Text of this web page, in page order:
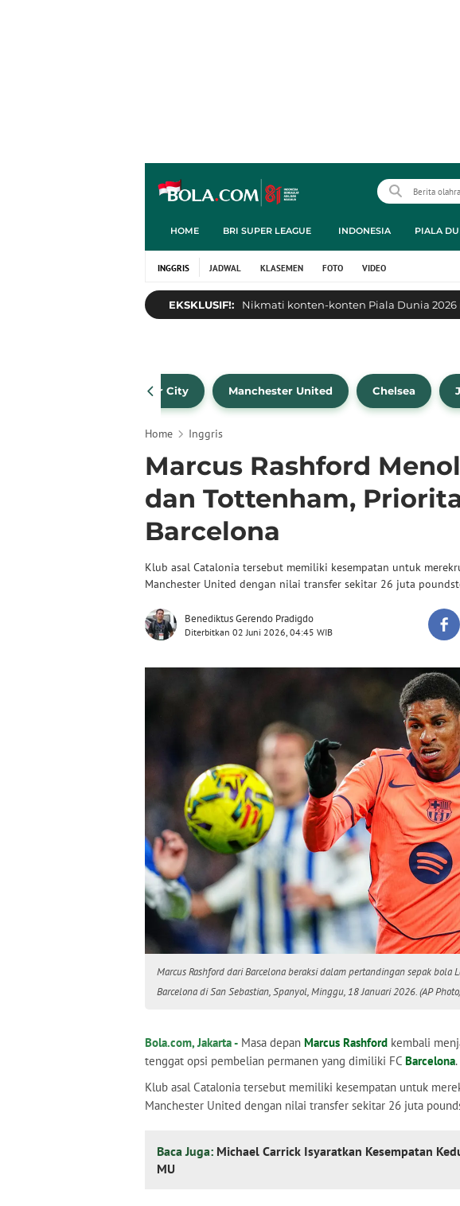
HOME BRI SUPER LEAGUE INDONESIA PIALA
INGGRIS JADWAL KLASEMEN FOTO VIDEO
EKSKLUSIF!: Nikmati konten-konten Piala Dunia 2026
Manchester City Manchester United Chelsea
Home Inggris
Marcus Rashford
dan Tottenham,
Barcelona
Klub asal Catalonia tersebut memiliki kesempatan untuk
Manchester United dengan nilai transfer sekitar 26 juta
Benediktus Gerendo Pradigdo
Diterbitkan 02 Juni 2026, 04:45 WIB
Marcus Rashford dari Barcelona beraksi dalam pertandingan sepak bola
Barcelona di San Sebastian, Spanyol, Minggu, 18 Januari 2026. (AP
Bola.com, Jakarta - Masa depan Marcus Rashford kembali
tenggat opsi pembelian permanen yang dimiliki FC Barcelona.
Klub asal Catalonia tersebut memiliki kesempatan untuk
Manchester United dengan nilai transfer sekitar 26 juta
Baca Juga: Michael Carrick Isyaratkan Kesempatan
MU